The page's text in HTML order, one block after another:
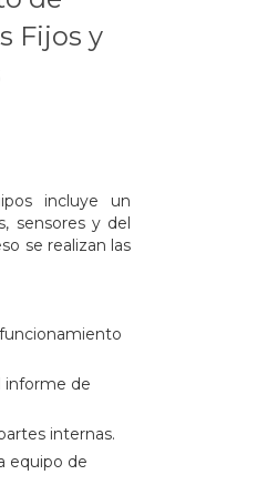
Fijos y
incluye un
sensores y del
se realizan las
informe de
internas.
equipo de